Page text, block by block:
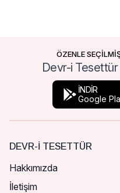
ÖZENLE
Devr-i Tesettür
İNDİR
Google
DEVR-I TESETTÜR
Hakkımızda
İletişim